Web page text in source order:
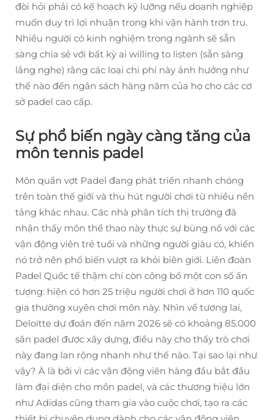
đòi hỏi phải có kế hoạch kỹ lưỡng nếu doanh nghiệp
muốn duy trì lợi nhuận trong khi vận hành trơn tru.
Nhiều người có kinh nghiệm trong ngành sẽ sẵn
sàng chia sẻ với bất kỳ ai willing to listen (sẵn sàng
lắng nghe) rằng các loại chi phí này ảnh hưởng như
thế nào đến ngân sách hàng năm của họ cho các cơ
sở padel cao cấp.
Sự phổ biến ngày càng tăng của
môn tennis padel
Môn quần vợt Padel đang phát triển nhanh chóng
trên toàn thế giới và thu hút người chơi từ nhiều nền
tảng khác nhau. Các nhà phân tích thị trường đã
nhận thấy môn thể thao này thực sự bùng nổ với các
vận động viên trẻ tuổi và những người giàu có, khiến
nó trở nên phổ biến vượt ra khỏi biên giới. Liên đoàn
Padel Quốc tế thậm chí còn công bố một con số ấn
tượng: hiện có hơn 25 triệu người chơi ở hơn 110 quốc
gia thường xuyên chơi môn này. Nhìn về tương lai,
Deloitte dự đoán đến năm 2026 sẽ có khoảng 85.000
sân padel được xây dựng, điều này cho thấy trò chơi
này đang lan rộng nhanh như thế nào. Tại sao lại như
vậy? À là bởi vì các vận động viên hàng đầu bắt đầu
làm đại diện cho môn padel, và các thương hiệu lớn
như Adidas cũng tham gia vào cuộc chơi, tạo ra các